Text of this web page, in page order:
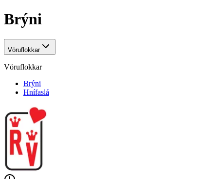
Brýni
Vöruflokkar
Vöruflokkar
Brýni
Hnífaslá